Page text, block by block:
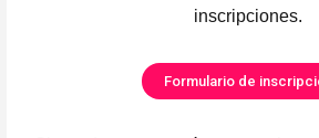
inscripciones.
Formulario de